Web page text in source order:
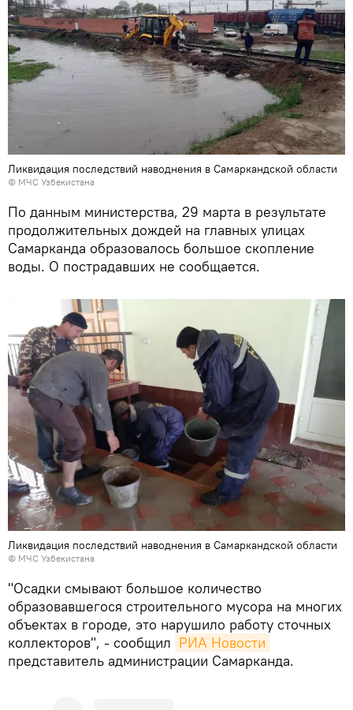
Ликвидация последствий наводнения в Самаркандской области
© МЧС Узбекистана
По данным министерства, 29 марта в результате
продолжительных дождей на главных улицах
Самарканда образовалось большое скопление
воды. О пострадавших не сообщается.
Ликвидация последствий наводнения в Самаркандской области
© МЧС Узбекистана
"Осадки смывают большое количество
образовавшегося строительного мусора на многих
объектах в городе, это нарушило работу сточных
коллекторов", - сообщил РИА Новости
представитель администрации Самарканда.